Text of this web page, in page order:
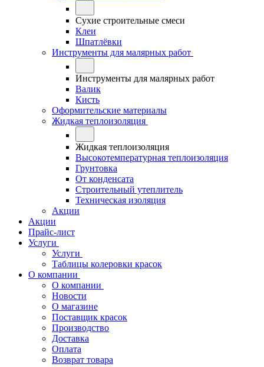
Сухие строительные смеси
Клеи
Шпатлёвки
Инструменты для малярных работ
Инструменты для малярных работ
Валик
Кисть
Оформительские материалы
Жидкая теплоизоляция
Жидкая теплоизоляция
Высокотемпературная теплоизоляция
Грунтовка
От конденсата
Строительный утеплитель
Техническая изоляция
Акции
Акции
Прайс-лист
Услуги
Услуги
Таблицы колеровки красок
О компании
О компании
Новости
О магазине
Поставщик красок
Производство
Доставка
Оплата
Возврат товара